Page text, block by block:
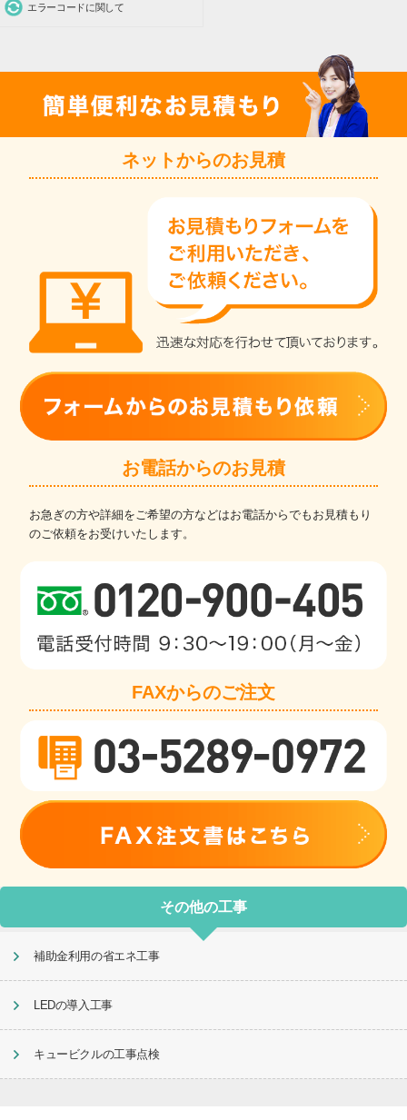
エラーコードに関して
ネットからのお見積
お電話からのお見積
お急ぎの方や詳細をご希望の方などはお電話からでもお見積もり
のご依頼をお受けいたします。
FAXからのご注文
その他の工事
補助金利用の省エネ工事
LEDの導入工事
キュービクルの工事点検